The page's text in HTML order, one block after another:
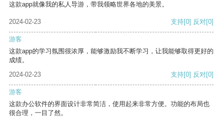
这款app就像我的私人导游，带我领略世界各地的美景。
2024-02-23 支持[0] 反对[0]
游客
这款app的学习氛围很浓厚，能够激励我不断学习，让我能够取得更好的
成绩。
2024-02-23
支持[0] 反对[0]
游客
这款办公软件的界面设计非常简洁，使用起来非常方便。功能的布局也
很合理，一目了然。